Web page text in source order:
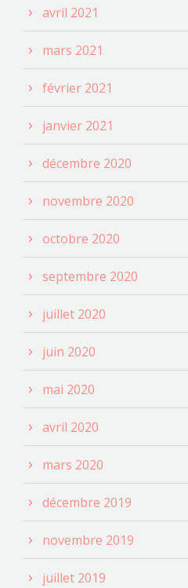
avril 2021
mars 2021
février 2021
janvier 2021
décembre 2020
novembre 2020
octobre 2020
septembre 2020
juillet 2020
juin 2020
mai 2020
avril 2020
mars 2020
décembre 2019
novembre 2019
juillet 2019